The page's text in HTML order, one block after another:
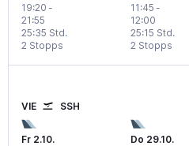
19:20 -
21:55
2 Stopps
25:35 Std.
11:45 -
12:00
2 Stopps
25:15 Std.
VIE SSH
Fr 2.10.
Do 29.10.